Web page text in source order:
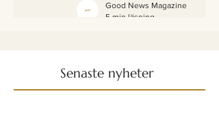
igen
Good News Magazine
5 min läsning
Senaste nyheter